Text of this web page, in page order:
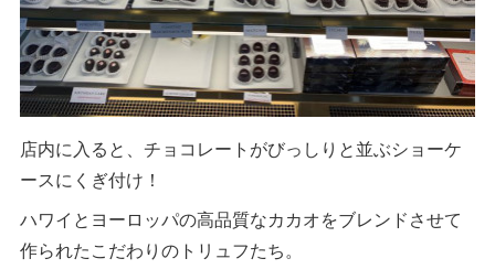
店内に入ると、チョコレートがびっしりと並ぶショーケ
ースにくぎ付け！
ハワイとヨーロッパの高品質なカカオをブレンドさせて
作られたこだわりのトリュフたち。